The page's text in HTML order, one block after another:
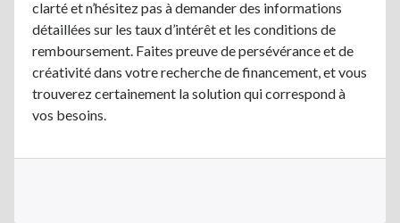
clarté et n’hésitez pas à demander des informations
détaillées sur les taux d’intérêt et les conditions de
remboursement. Faites preuve de persévérance et de
créativité dans votre recherche de financement, et vous
trouverez certainement la solution qui correspond à
vos besoins.